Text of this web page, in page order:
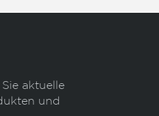
aktuelle
und